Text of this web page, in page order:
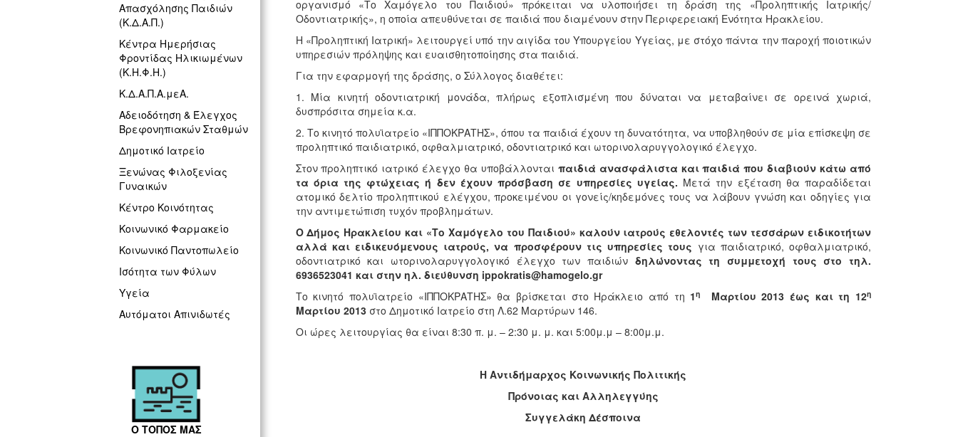
Απασχόλησης Παιδιών
(Κ.Δ.Α.Π.)
Κέντρα Ημερήσιας
Φροντίδας Ηλικιωμένων
(Κ.Η.Φ.Η.)
Κ.Δ.Α.Π.Α.μεΑ.
Αδειοδότηση & Έλεγχος
Βρεφονηπιακών Σταθμών
Δημοτικό Ιατρείο
Ξενώνας Φιλοξενίας
Γυναικών
Κέντρο Κοινότητας
Κοινωνικό Φαρμακείο
Κοινωνικό Παντοπωλείο
Ισότητα των Φύλων
Υγεία
Αυτόματοι Απινιδωτές
Ο ΤΟΠΟΣ ΜΑΣ
οργανισμό «Το Χαμόγελο του Παιδιού» πρόκειται να υλοποιήσει τη δράση της «Προληπτικής Ιατρικής/
Οδοντιατρικής», η οποία απευθύνεται σε παιδιά που διαμένουν στην Περιφερειακή Ενότητα Ηρακλείου.
Η «Προληπτική Ιατρική» λειτουργεί υπό την αιγίδα του Υπουργείου Υγείας, με στόχο πάντα την παροχή ποιοτικών
υπηρεσιών πρόληψης και ευαισθητοποίησης στα παιδιά.
Για την εφαρμογή της δράσης, ο Σύλλογος διαθέτει:
1. Μία κινητή οδοντιατρική μονάδα, πλήρως εξοπλισμένη που δύναται να μεταβαίνει σε ορεινά χωριά,
δυσπρόσιτα σημεία κ.α.
2. Το κινητό πολυϊατρείο «ΙΠΠΟΚΡΑΤΗΣ», όπου τα παιδιά έχουν τη δυνατότητα, να υποβληθούν σε μία επίσκεψη σε
προληπτικό παιδιατρικό, οφθαλμιατρικό, οδοντιατρικό και ωτορινολαρυγγολογικό έλεγχο.
Στον προληπτικό ιατρικό έλεγχο θα υποβάλλονται παιδιά ανασφάλιστα και παιδιά που διαβιούν κάτω από
τα όρια της φτώχειας ή δεν έχουν πρόσβαση σε υπηρεσίες υγείας. Μετά την εξέταση θα παραδίδεται
ατομικό δελτίο προληπτικού ελέγχου, προκειμένου οι γονείς/κηδεμόνες τους να λάβουν γνώση και οδηγίες για
την αντιμετώπιση τυχόν προβλημάτων.
Ο Δήμος Ηρακλείου και «Το Χαμόγελο του Παιδιού» καλούν ιατρούς εθελοντές των τεσσάρων ειδικοτήτων
αλλά και ειδικευόμενους ιατρούς, να προσφέρουν τις υπηρεσίες τους για παιδιατρικό, οφθαλμιατρικό,
οδοντιατρικό και ωτορινολαρυγγολογικό έλεγχο των παιδιών δηλώνοντας τη συμμετοχή τους στο τηλ.
6936523041 και στην ηλ. διεύθυνση ippokratis@hamogelo.gr
Το κινητό πολυϊατρείο «ΙΠΠΟΚΡΑΤΗΣ» θα βρίσκεται στο Ηράκλειο από τη 1η Μαρτίου 2013 έως και τη 12η
Μαρτίου 2013στο Δημοτικό Ιατρείο στη Λ.62 Μαρτύρων 146.
Οι ώρες λειτουργίας θα είναι 8:30 π. μ. – 2:30 μ. μ. και 5:00μ.μ – 8:00μ.μ.
Η Αντιδήμαρχος Κοινωνικής Πολιτικής
Πρόνοιας και Αλληλεγγύης
Συγγελάκη Δέσποινα